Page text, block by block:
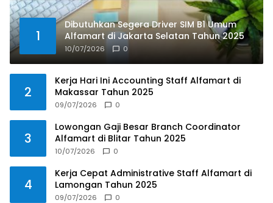
1
Dibutuhkan Segera Driver SIM B1 Umum
Alfamart di Jakarta Selatan Tahun 2025
10/07/2026 0
2
Kerja Hari Ini Accounting Staff Alfamart di
Makassar Tahun 2025
09/07/2026 0
3
Lowongan Gaji Besar Branch Coordinator
Alfamart di Blitar Tahun 2025
10/07/2026 0
4
Kerja Cepat Administrative Staff Alfamart di
Lamongan Tahun 2025
09/07/2026 0